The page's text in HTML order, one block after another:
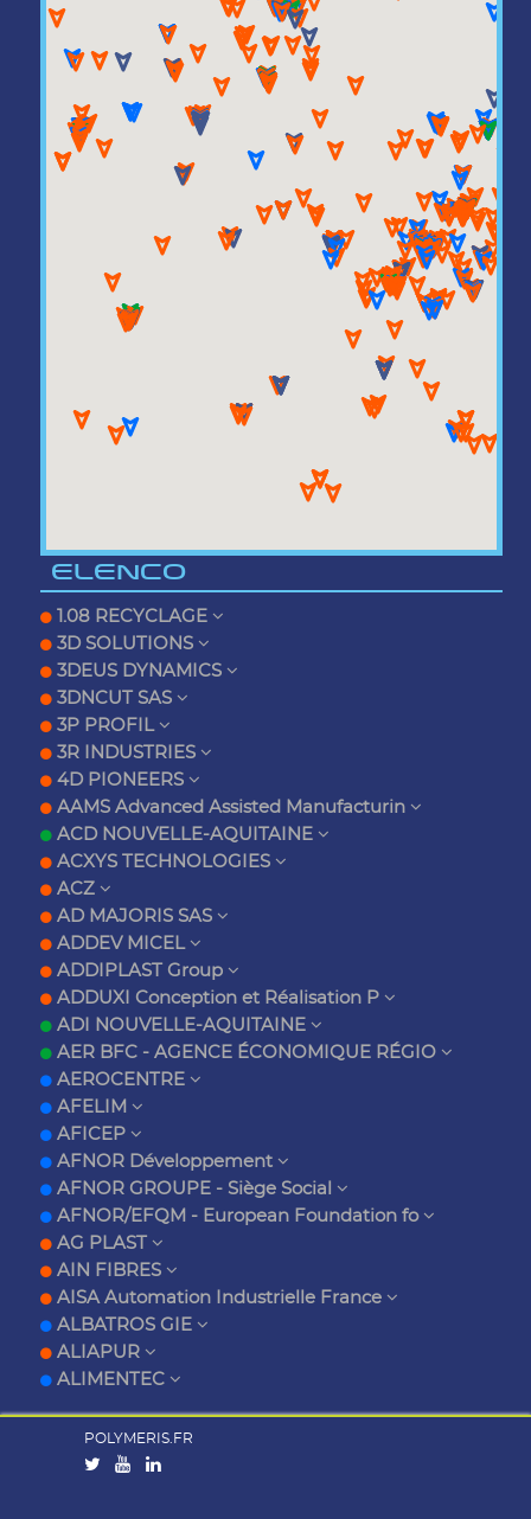
ELENCO
1.08 RECYCLAGE
3D SOLUTIONS
3DEUS DYNAMICS
3DNCUT SAS
3P PROFIL
3R INDUSTRIES
4D PIONEERS
AAMS Advanced Assisted Manufacturin
ACD NOUVELLE-AQUITAINE
ACXYS TECHNOLOGIES
ACZ
AD MAJORIS SAS
ADDEV MICEL
ADDIPLAST Group
ADDUXI Conception et Réalisation P
ADI NOUVELLE-AQUITAINE
AER BFC - AGENCE ÉCONOMIQUE RÉGIO
AEROCENTRE
AFELIM
AFICEP
AFNOR Développement
AFNOR GROUPE - Siège Social
AFNOR/EFQM - European Foundation fo
AG PLAST
AIN FIBRES
AISA Automation Industrielle France
ALBATROS GIE
ALIAPUR
ALIMENTEC
POLYMERIS.FR